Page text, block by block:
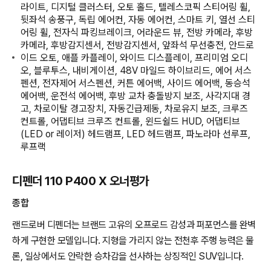
라이트, 디지털 클러스터, 오토 홀드, 텔레스코픽 스티어링 휠,
뒷좌석 송풍구, 독립 에어컨, 자동 에어컨, 스마트 키, 열선 스티
어링 휠, 전자식 파킹브레이크, 어라운드 뷰, 전방 카메라, 후방
카메라, 후방감지센서, 전방감지센서, 앞좌석 무선충전, 안드로
이드 오토, 애플 카플레이, 와이드 디스플레이, 프리미엄 오디
오, 블루투스, 내비게이션, 48V 마일드 하이브리드, 에어 서스
펜션, 전자제어 서스펜션, 커튼 에어백, 사이드 에어백, 동승석
에어백, 운전석 에어백, 후방 교차 충돌방지 보조, 사각지대 경
고, 차로이탈 경고장치, 자동긴급제동, 차로유지 보조, 크루즈
컨트롤, 어댑티브 크루즈 컨트롤, 윈드쉴드 HUD, 어댑티브
(LED or 레이저) 헤드램프, LED 헤드램프, 파노라마 선루프,
루프랙
디펜더 110 P400 X 오너평가
종합
랜드로버 디펜더는 브랜드 고유의 오프로드 감성과 퍼포먼스를 완벽
하게 구현한 모델입니다. 지형을 가리지 않는 전천후 주행 능력은 물
론, 일상에서도 안락한 승차감을 선사하는 상징적인 SUV입니다.